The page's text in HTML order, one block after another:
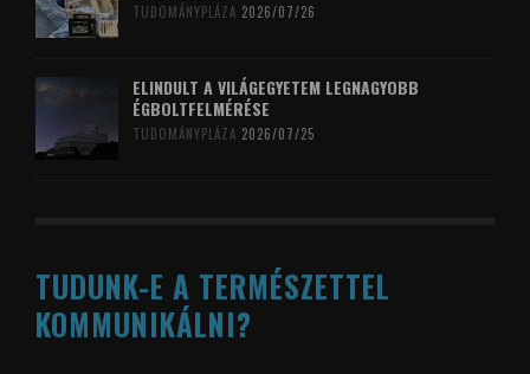
TUDOMÁNYPLÁZA 2026/07/26
ELINDULT A VILÁGEGYETEM LEGNAGYOBB
ÉGBOLTFELMÉRÉSE
TUDOMÁNYPLÁZA 2026/07/25
TUDUNK-E A TERMÉSZETTEL
KOMMUNIKÁLNI?